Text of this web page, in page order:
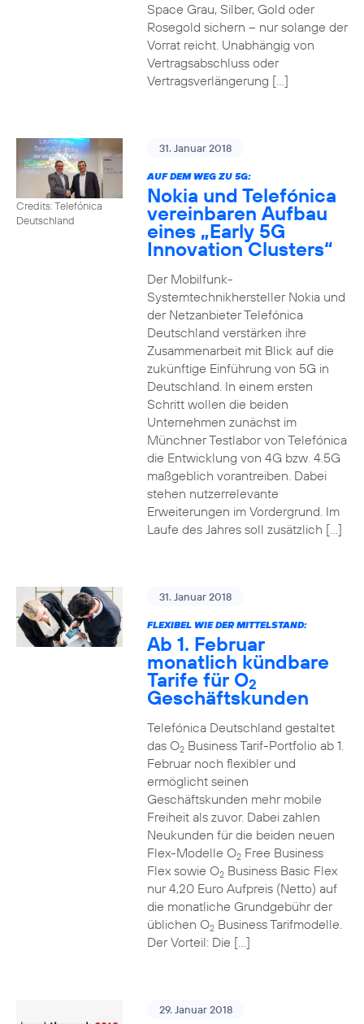
Space Grau, Silber, Gold oder
Rosegold sichern – nur solange der
Vorrat reicht. Unabhängig von
Vertragsabschluss oder
Vertragsverlängerung […]
Credits: Telefónica
Deutschland
31. Januar 2018
AUF DEM WEG ZU 5G:
Nokia und Telefónica
vereinbaren Aufbau
eines „Early 5G
Innovation Clusters“
Der Mobilfunk-
Systemtechnikhersteller Nokia und
der Netzanbieter Telefónica
Deutschland verstärken ihre
Zusammenarbeit mit Blick auf die
zukünftige Einführung von 5G in
Deutschland. In einem ersten
Schritt wollen die beiden
Unternehmen zunächst im
Münchner Testlabor von Telefónica
die Entwicklung von 4G bzw. 4.5G
maßgeblich vorantreiben. Dabei
stehen nutzerrelevante
Erweiterungen im Vordergrund. Im
Laufe des Jahres soll zusätzlich […]
31. Januar 2018
FLEXIBEL WIE DER MITTELSTAND:
Ab 1. Februar
monatlich kündbare
Tarife für O2
Geschäftskunden
Telefónica Deutschland gestaltet
das O2Business Tarif-Portfolio ab 1.
Februar noch flexibler und
ermöglicht seinen
Geschäftskunden mehr mobile
Freiheit als zuvor. Dabei zahlen
Neukunden für die beiden neuen
Flex-Modelle O2Free Business
Flex sowie O2Business Basic Flex
nur 4,20 Euro Aufpreis (Netto) auf
die monatliche Grundgebühr der
üblichen O2Business Tarifmodelle.
Der Vorteil: Die […]
29. Januar 2018